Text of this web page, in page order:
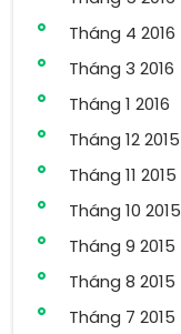
Tháng 4 2016
Tháng 3 2016
Tháng 1 2016
Tháng 12 2015
Tháng 11 2015
Tháng 10 2015
Tháng 9 2015
Tháng 8 2015
Tháng 7 2015